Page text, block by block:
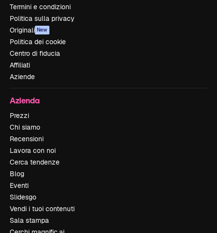
Termini e condizioni
Politica sulla privacy
Originali New
Politica dei cookie
Centro di fiducia
Affiliati
Aziende
Azienda
Prezzi
Chi siamo
Recensioni
Lavora con noi
Cerca tendenze
Blog
Eventi
Slidesgo
Vendi i tuoi contenuti
Sala stampa